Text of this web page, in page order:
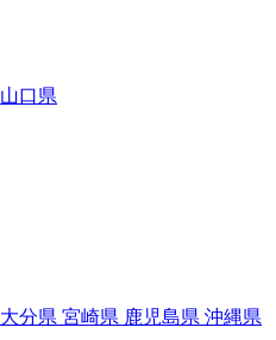
山口県
大分県 宮崎県 鹿児島県 沖縄県